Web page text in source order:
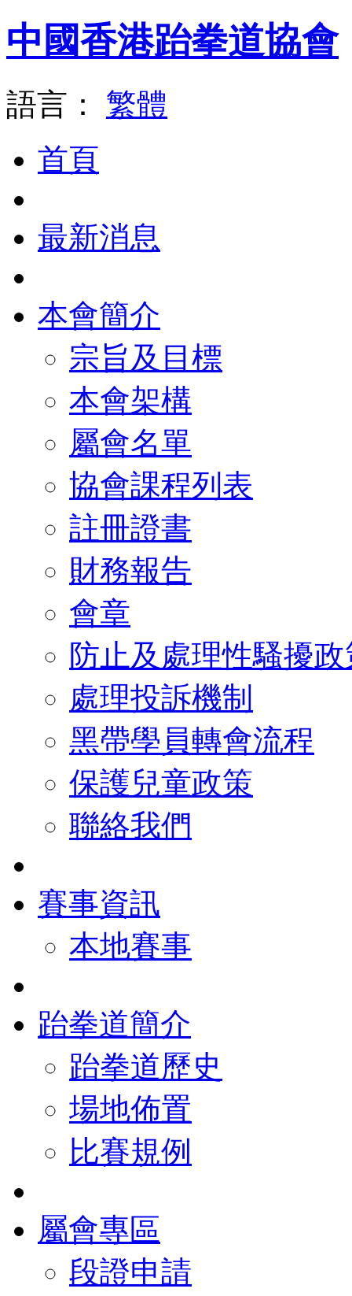
中國香港跆拳道協會
語言： 繁體
首頁
最新消息
本會簡介
宗旨及目標
本會架構
屬會名單
協會課程列表
註冊證書
財務報告
會章
防止及處理性騷擾
處理投訴機制
黑帶學員轉會流程
保護兒童政策
聯絡我們
賽事資訊
本地賽事
跆拳道簡介
跆拳道歷史
場地佈置
比賽規例
屬會專區
段證申請